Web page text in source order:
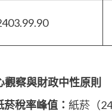
觀察與財政中性原則
菸稅率峰值： 紙菸（